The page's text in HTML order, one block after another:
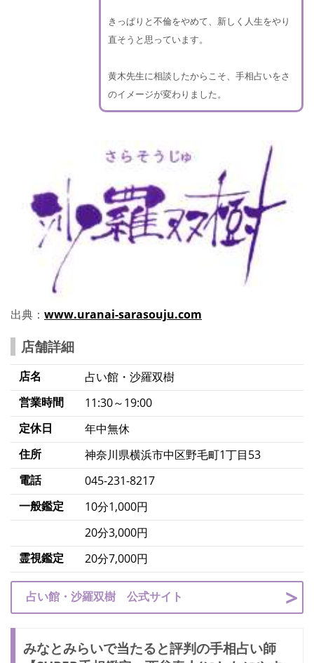
きっぱりと不倫をやめて、新しく人生をやり
直そうと思っています。
黄木先生に相談したからこそ、手相占いをさ
のイメージが変わりました。
出典： www.uranai-sarasouju.com
店舗詳細
店名
占い館・沙羅双樹
営業時間
11:30～19:00
定休日
年中無休
住所
​神奈川県横浜市中区野毛町1丁目53
電話
045-231-8217
一般鑑定
10分1,000円
20分3,000円
霊視鑑定
20分7,000円
占い館・沙羅双樹 公式サイト
みなとみらいで当たると評判の手相占い師